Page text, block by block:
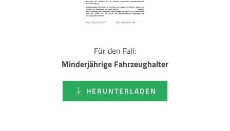
Für den Fall:
Minderjährige Fahrzeughalter
HERUNTERLADEN